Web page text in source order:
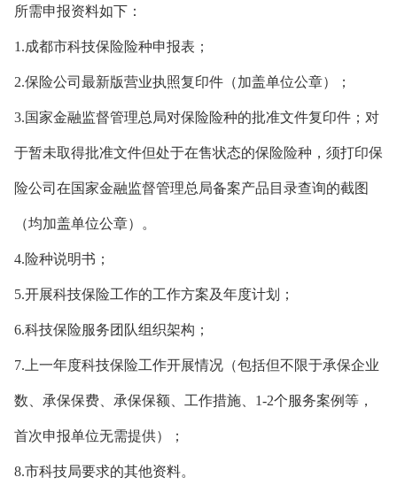
所需申报资料如下：
1.成都市科技保险险种申报表；
2.保险公司最新版营业执照复印件（加盖单位公章）；
3.国家金融监督管理总局对保险险种的批准文件复印件；对
于暂未取得批准文件但处于在售状态的保险险种，须打印保
险公司在国家金融监督管理总局备案产品目录查询的截图
（均加盖单位公章）。
4.险种说明书；
5.开展科技保险工作的工作方案及年度计划；
6.科技保险服务团队组织架构；
7.上一年度科技保险工作开展情况（包括但不限于承保企业
数、承保保费、承保保额、工作措施、1-2个服务案例等，
首次申报单位无需提供）；
8.市科技局要求的其他资料。